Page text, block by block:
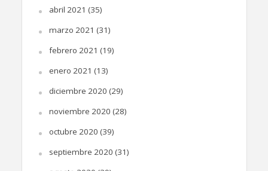
abril 2021 (35)
marzo 2021 (31)
febrero 2021 (19)
enero 2021 (13)
diciembre 2020 (29)
noviembre 2020 (28)
octubre 2020 (39)
septiembre 2020 (31)